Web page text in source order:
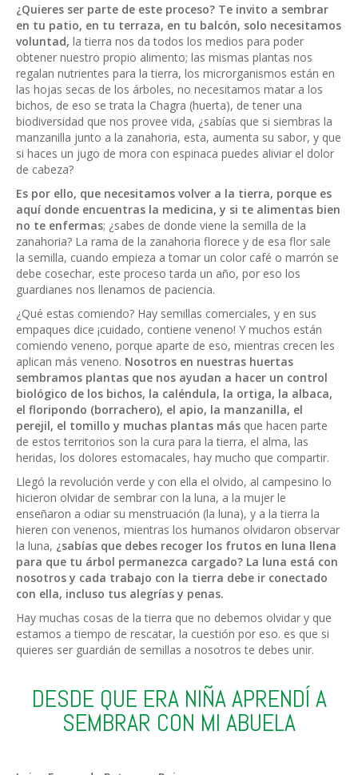
¿Quieres ser parte de este proceso? Te invito a sembrar
en tu patio, en tu terraza, en tu balcón, solo necesitamos
voluntad, la tierra nos da todos los medios para poder
obtener nuestro propio alimento; las mismas plantas nos
regalan nutrientes para la tierra, los microrganismos están en
las hojas secas de los árboles, no necesitamos matar a los
bichos, de eso se trata la Chagra (huerta), de tener una
biodiversidad que nos provee vida, ¿sabías que si siembras la
manzanilla junto a la zanahoria, esta, aumenta su sabor, y que
si haces un jugo de mora con espinaca puedes aliviar el dolor
de cabeza?
Es por ello, que necesitamos volver a la tierra, porque es
aquí donde encuentras la medicina, y si te alimentas bien
no te enfermas; ¿sabes de donde viene la semilla de la
zanahoria? La rama de la zanahoria florece y de esa flor sale
la semilla, cuando empieza a tomar un color café o marrón se
debe cosechar, este proceso tarda un año, por eso los
guardianes nos llenamos de paciencia.
¿Qué estas comiendo? Hay semillas comerciales, y en sus
empaques dice ¡cuidado, contiene veneno! Y muchos están
comiendo veneno, porque aparte de eso, mientras crecen les
aplican más veneno. Nosotros en nuestras huertas
sembramos plantas que nos ayudan a hacer un control
biológico de los bichos, la caléndula, la ortiga, la albaca,
el floripondo (borrachero), el apio, la manzanilla, el
perejil, el tomillo y muchas plantas más que hacen parte
de estos territorios son la cura para la tierra, el alma, las
heridas, los dolores estomacales, hay mucho que compartir.
Llegó la revolución verde y con ella el olvido, al campesino lo
hicieron olvidar de sembrar con la luna, a la mujer le
enseñaron a odiar su menstruación (la luna), y a la tierra la
hieren con venenos, mientras los humanos olvidaron observar
la luna, ¿sabías que debes recoger los frutos en luna llena
para que tu árbol permanezca cargado? La luna está con
nosotros y cada trabajo con la tierra debe ir conectado
con ella, incluso tus alegrías y penas.
Hay muchas cosas de la tierra que no debemos olvidar y que
estamos a tiempo de rescatar, la cuestión por eso. es que si
quieres ser guardián de semillas a nosotros te debes unir.
DESDE QUE ERA NIÑA APRENDÍ A
SEMBRAR CON MI ABUELA